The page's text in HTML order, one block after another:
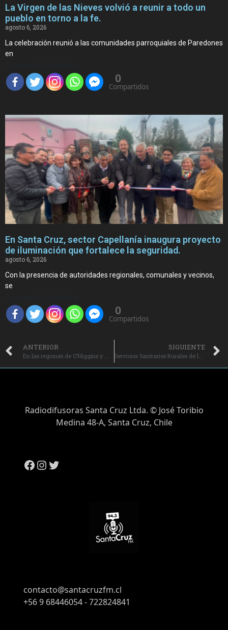
La Virgen de las Nieves volvió a reunir a todo un
pueblo en torno a la fe.
agosto 6, 2026
La celebración reunió a las comunidades parroquiales de Paredones
en
0
Compartidos
En Santa Cruz, sector Capellanía inaugura proyecto
de iluminación que fortalece la seguridad.
agosto 6, 2026
Con la presencia de autoridades regionales, comunales y vecinos,
se
0
Compartidos
ANTERIOR SIGUIENTE
Radiodifusoras Santa Cruz Ltda. © José Toribio
Medina 48-A, Santa Cruz, Chile
contacto@santacruzfm.cl
+56 9 68446054 - 722824841